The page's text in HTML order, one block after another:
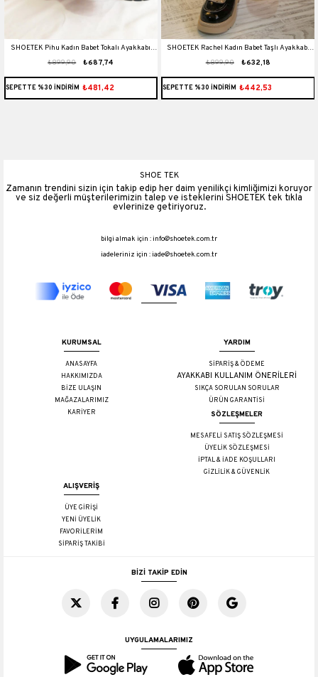
SHOETEK Pihu Kadın Babet Tokalı Ayakkabı
Siyah Deri₺687,74
₺899,90
SEPETTE %30 İNDİRİM ₺481,42
SHOETEK Rachel Kadın Babet Taşlı Ayakkabı
Bej Tabanlı Siyah Kırışık Rugan
₺632,18
₺899,90
SEPETTE %30 İNDİRİM ₺442,53
SHOE TEK
Zamanın trendini sizin için takip edip her daim yenilikçi kimliğimizi koruyor
ve siz değerli müşterilerimizin talep ve isteklerini SHOETEK tek tıkla
evlerinize getiriyoruz.
bilgi almak için :info@shoetek.com.tr
iadeleriniz için :iade@shoetek.com.tr
KURUMSAL
ANASAYFA
HAKKIMIZDA
BİZE ULAŞIN
MAĞAZALARIMIZ
KARİYER
YARDIM
SİPARİŞ & ÖDEME
AYAKKABI KULLANIM ÖNERİLERİ
SIKÇA SORULAN SORULAR
ÜRÜN GARANTİSİ
SÖZLEŞMELER
MESAFELİ SATIŞ SÖZLEŞMESİ
ÜYELİK SÖZLEŞMESİ
İPTAL & İADE KOŞULLARI
GİZLİLİK & GÜVENLİK
ALIŞVERİŞ
ÜYE GİRİŞİ
YENİ ÜYELİK
FAVORİLERİM
SİPARİŞ TAKİBİ
BİZİ TAKİP EDİN
UYGULAMALARIMIZ